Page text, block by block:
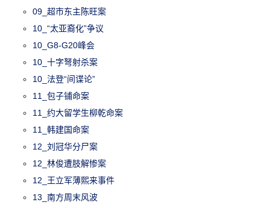
09_超市东主陈旺案
10_“太亚裔化”争议
10_G8-G20峰会
10_十字弩射杀案
10_法登“间谍论”
11_包子铺命案
11_约大留学生柳乾命案
11_韩建国命案
12_刘冠华分尸案
12_林俊遭肢解惨案
12_王立军薄熙来事件
13_南方周末风波